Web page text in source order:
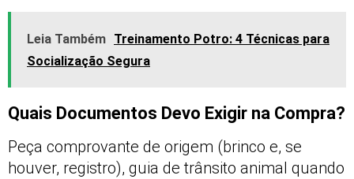
Leia Também Treinamento Potro: 4 Técnicas para
Socialização Segura
Quais Documentos Devo Exigir na Compra?
Peça comprovante de origem (brinco e, se
houver, registro), guia de trânsito animal quando